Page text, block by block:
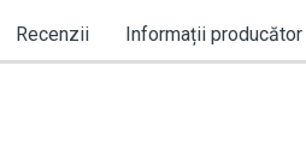
Recenzii Informații producător